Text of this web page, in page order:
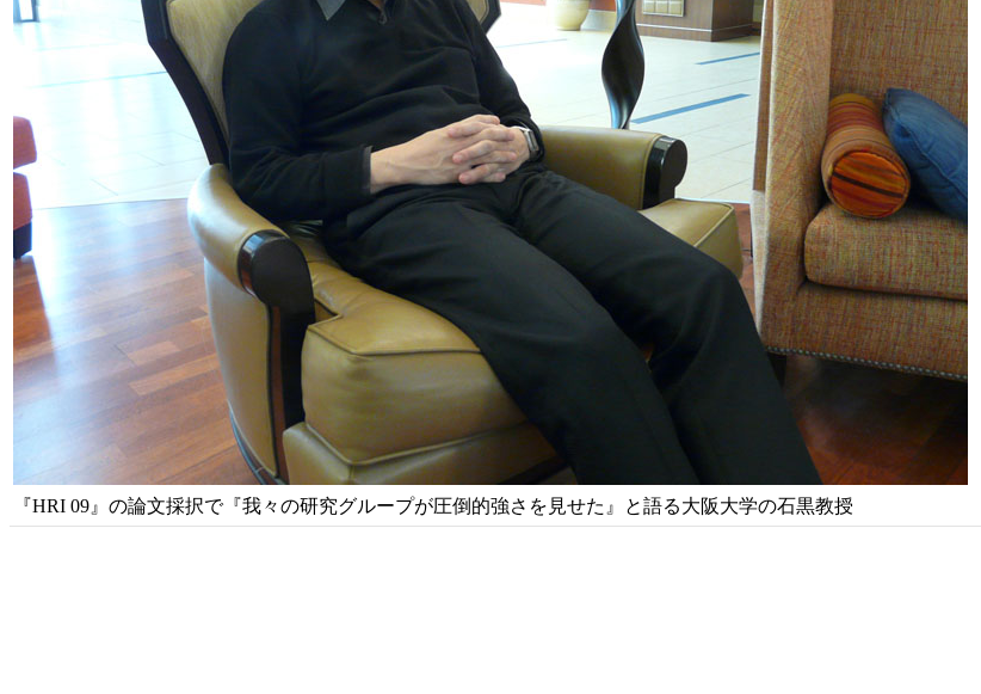
『HRI 09』の論文採択で『我々の研究グループが圧倒的強さを見せた』と語る大阪大学の石黒教授